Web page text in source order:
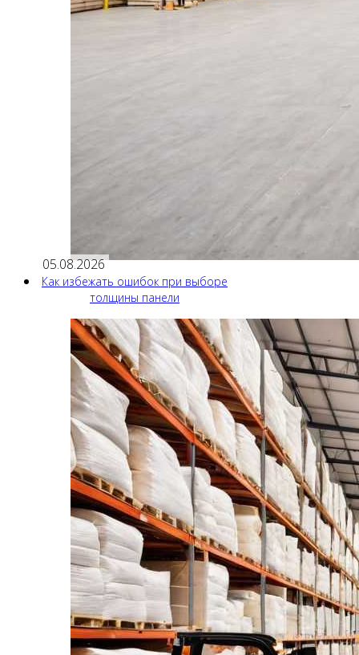
05.08.2026
Как избежать ошибок при выборе
толщины панели